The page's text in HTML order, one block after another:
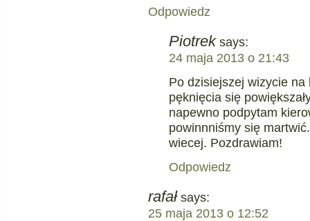
Odpowiedz
Piotrek says:
24 maja 2013 o 21:43
Po dzisiejszej wizycie na
pęknięcia się
napewno podpytam
powinnniśmy się
wiecej. Pozdrawiam!
Odpowiedz
rafał says:
25 maja 2013 o 12:52